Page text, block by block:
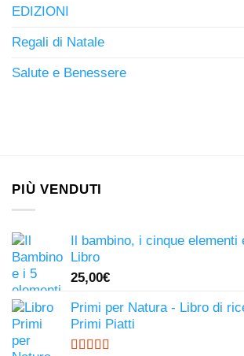
EDIZIONI
Regali di Natale
Salute e Benessere
PIÙ VENDUTI
Il bambino, i cinque elementi
Libro
25,00€
Primi per Natura - Libro di
Primi Piatti